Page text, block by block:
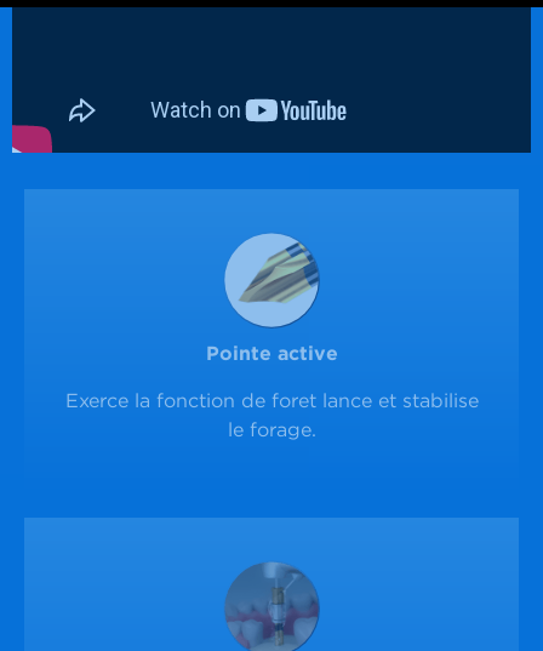
Pointe active
Exerce la fonction de foret lance et stabilise
le forage.